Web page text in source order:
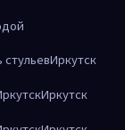
Иркутск
Иркутск